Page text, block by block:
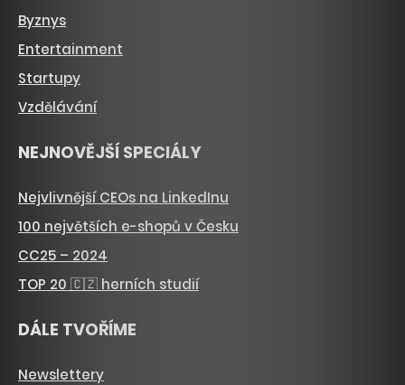
Byznys
Entertainment
Startupy
Vzdělávání
NEJNOVĚJŠÍ SPECIÁLY
Nejvlivnější CEOs na LinkedInu
100 největších e-shopů v Česku
CC25 – 2024
TOP 20 🇨🇿 herních studií
DÁLE TVOŘÍME
Newslettery